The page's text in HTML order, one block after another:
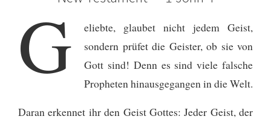
G
eliebte, glaubet nicht jedem Geist,
sondern prüfet die Geister, ob sie von
Gott sind! Denn es sind viele falsche
Propheten hinausgegangen in die Welt.
Daran erkennet ihr den Geist Gottes: Jeder Geist, der